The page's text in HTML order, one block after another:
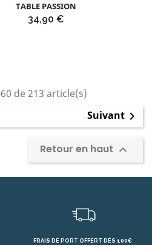
TABLE PASSION
Prix
34,90 €
de 213 article(s)
Suivant 
Retour en haut 
FRAIS DE PORT OFFERT DÈS 100€